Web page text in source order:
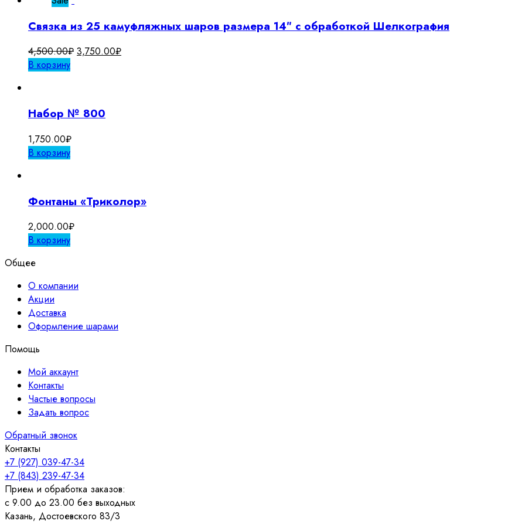
Связка из 25 камуфляжных шаров размера 14″ с обработкой Шелкография
4,500.00₽ Первоначальная
3,750.00₽Текущая
В корзину
Набор № 800
1,750.00₽
В корзину
Фонтаны «Триколор»
2,000.00₽
В корзину
Общее
О компании
Акции
Доставка
Оформление шарами
Помощь
Мой аккаунт
Контакты
Частые вопросы
Задать вопрос
Обратный звонок
Контакты
+7 (927) 039-47-34
+7 (843) 239-47-34
Прием и обработка заказов:
с 9.00 до 23.00 без выходных
Казань, Достоевского 83/3